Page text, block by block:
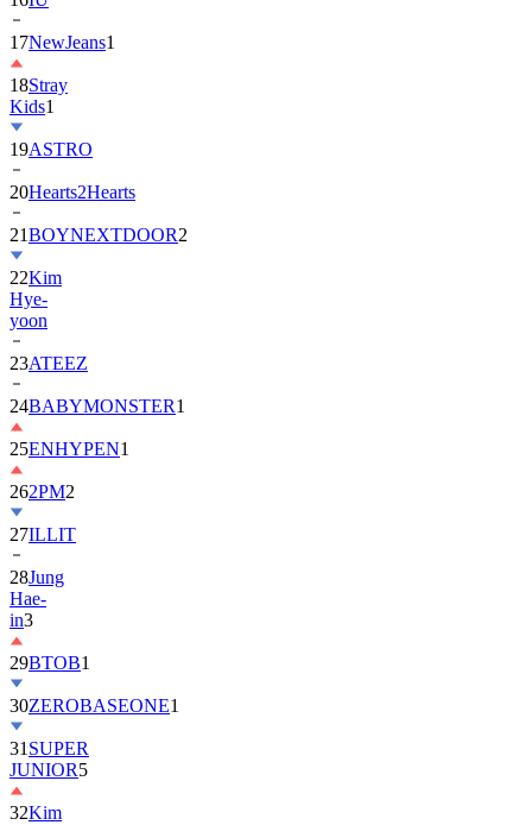
18Stray
Kids
19ASTRO
20Hearts2Hearts
21BOYNEXTDOOR
22Kim
Hye-
yoon
23ATEEZ
24BABYMONSTER
25ENHYPEN1
262PM2
27ILLIT
28Jung
Hae-
in3
29BTOB
30ZEROBASEONE
31SUPER
JUNIOR
32Kim
Ji-
won1